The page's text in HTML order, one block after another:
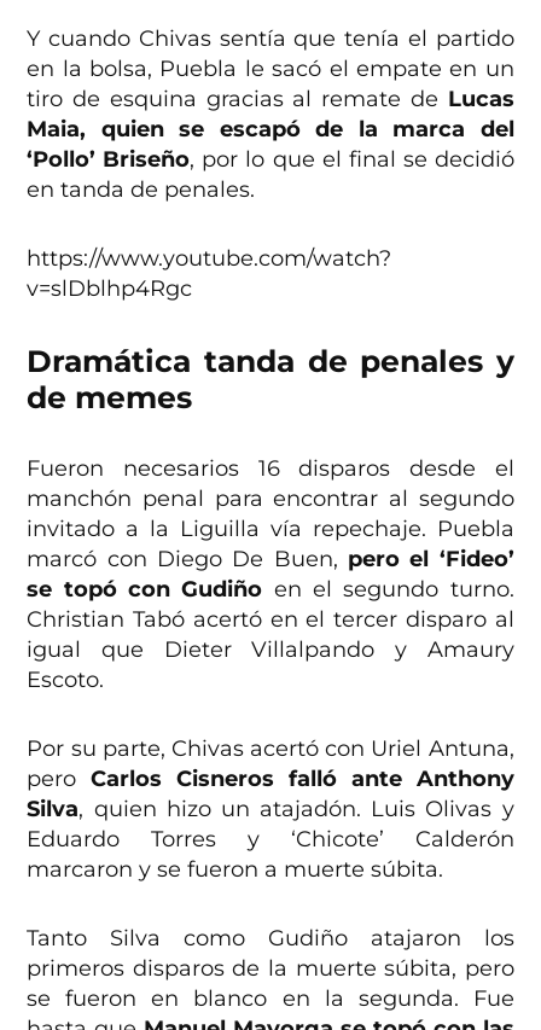
Y cuando Chivas sentía que tenía el partido
en la bolsa, Puebla le sacó el empate en un
tiro de esquina gracias al remate de Lucas
Maia, quien se escapó de la marca del
‘Pollo’ Briseño, por lo que el final se decidió
en tanda de penales.
https://www.youtube.com/watch?
v=slDblhp4Rgc
Dramática tanda de penales y
de memes
Fueron necesarios 16 disparos desde el
manchón penal para encontrar al segundo
invitado a la Liguilla vía repechaje. Puebla
marcó con Diego De Buen, pero el ‘Fideo’
se topó con Gudiño en el segundo turno.
Christian Tabó acertó en el tercer disparo al
igual que Dieter Villalpando y Amaury
Escoto.
Por su parte, Chivas acertó con Uriel Antuna,
pero Carlos Cisneros falló ante Anthony
Silva, quien hizo un atajadón. Luis Olivas y
Eduardo Torres y ‘Chicote’ Calderón
marcaron y se fueron a muerte súbita.
Tanto Silva como Gudiño atajaron los
primeros disparos de la muerte súbita, pero
se fueron en blanco en la segunda. Fue